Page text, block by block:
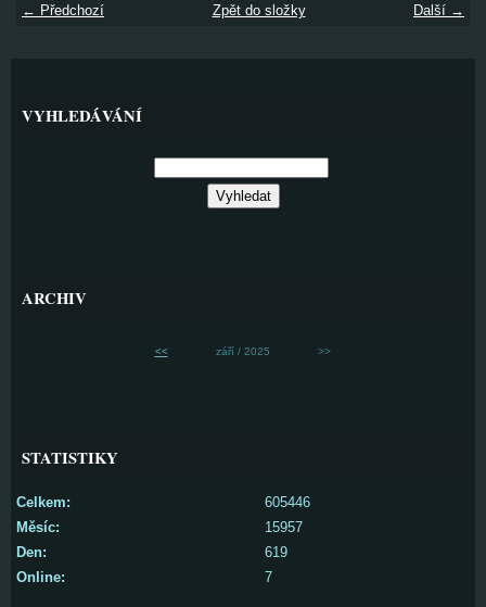
← Předchozí Další →
Zpět do složky
VYHLEDÁVÁNÍ
ARCHIV
<< září / 2025 >>
STATISTIKY
Online: 7
Celkem:
605446
Měsíc:
15957
Den:
619